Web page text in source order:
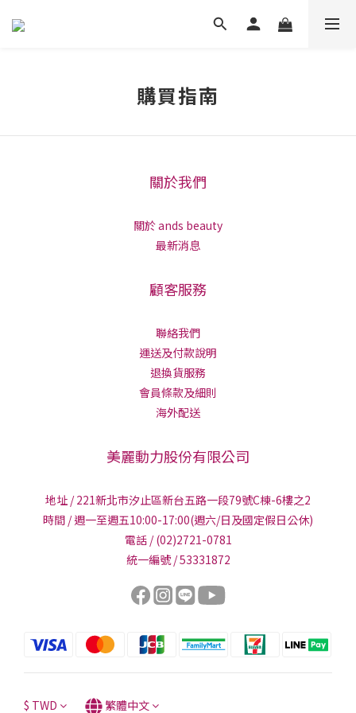
購買指南
關於我們
關於 ands beauty
最新消息
顧客服務
聯絡我們
運送及付款說明
退換貨服務
會員條款及細則
海外配送
美麗動力股份有限公司
地址 / 221新北市汐止區新台五路一段79號C棟-6樓之2
時間 / 週一至週五10:00-17:00(週六/日及國定假日公休)
電話 / (02)2721-0781
統一編號 / 53331872
$ TWD 繁體中文